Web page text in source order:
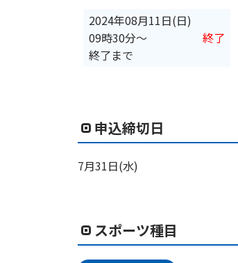
2024年08月11日(日)
09時30分〜
終了まで
終了
申込締切日
7月31日(水)
スポーツ種目